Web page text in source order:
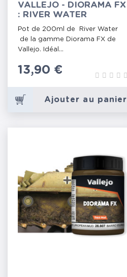
VALLEJO - DIORAMA FX
: RIVER WATER
Pot de 200ml de River Water
de la gamme Diorama FX de
Vallejo. Idéal...
Prix
13,90 €
Ajouter au panier